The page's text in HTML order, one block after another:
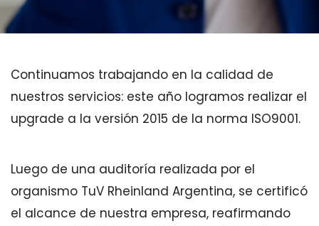
Continuamos trabajando en la calidad de
nuestros servicios: este año logramos realizar el
upgrade a la versión 2015 de la norma ISO9001.
Luego de una auditoría realizada por el
organismo TuV Rheinland Argentina, se certificó
el alcance de nuestra empresa, reafirmando